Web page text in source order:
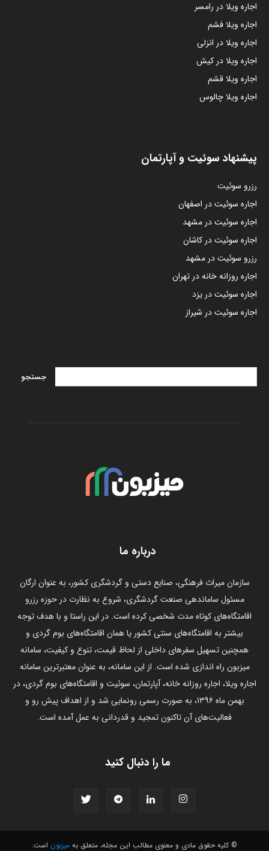
اجاره ویلا در رامسر
اجاره ویلا فشم
اجاره ویلا در انزلی
اجاره ویلا در کیش
اجاره ویلا قشم
اجاره ویلا چالوس
پیشنهاد سوئیت و آپارتمان
رزرو سوئیت
اجاره سوئیت در اصفهان
اجاره سوئیت در مشهد
اجاره سوئیت در کاشان
رزرو سوئیت در مشهد
اجاره روزانه خانه در تهران
اجاره سوئیت در یزد
اجاره سوئیت در شیراز
درباره ما
سازمان میراث فرهنگی، صنایع دستی و گردشگری کشور، به عنوان ارگان
مسئول ساماندهی صنعت گردشگری، شروع به نظارت در حوزه رزرو
اقامتگاه‌های کوتاه مدت شخصی کرده است. در این راستا و با هدف توجه
بیشتر به اقامتگاه‌های سنتی کشور یا همان اقامتگاه‌های بوم گردی و
همچنین تسهیل سفرهای داخلی از لحاظ قیمت، تنوع و کیفیت، سامانه
میزبون راه اندازی شده است. از این سامانه، به عنوان معتبرترین سامانه
اجاره ویلا، اجاره روزانه خانه، آپارتمان، سوئیت و اقامتگاه‌های بوم گردی، در
بهمن ماه ۱۳۹۶، به صورت رسمی رونمایی شد و از اهداف پیش رو و
فعالیت‌های آن تاکنون تمجید و قدردانی به عمل آمده است.
ما را دنبال کنید
© کلیه حقوق مادی و معنوی مطالب این مجله، متعلق به میزبون است.